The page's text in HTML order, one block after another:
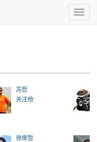
Toggle
苏哲
关注他
徐继哲